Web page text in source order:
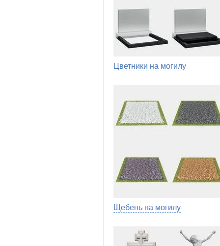
Цветники на могилу
Щебень на могилу